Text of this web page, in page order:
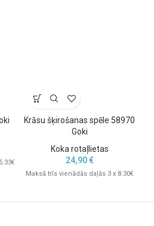
Krāsu šķirošanas spēle 58970
Goki
Koka rotaļlietas
24,90€
Maksā trīs vienādās daļās 3 x 8.30€